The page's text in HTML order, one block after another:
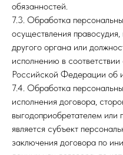
обязанностей.
7.3. Обработка
осуществления
другого органа или
исполнению в
Российской Федерации об
7.4. Обработка
исполнения договора,
выгодоприобретателем или
является субъект
заключения договора по